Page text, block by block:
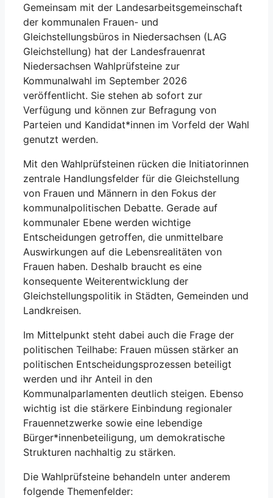
Gemeinsam mit der Landesarbeitsgemeinschaft
der kommunalen Frauen- und
Gleichstellungsbüros in Niedersachsen (LAG
Gleichstellung) hat der Landesfrauenrat
Niedersachsen Wahlprüfsteine zur
Kommunalwahl im September 2026
veröffentlicht. Sie stehen ab sofort zur
Verfügung und können zur Befragung von
Parteien und Kandidat*innen im Vorfeld der Wahl
genutzt werden.
Mit den Wahlprüfsteinen rücken die Initiatorinnen
zentrale Handlungsfelder für die Gleichstellung
von Frauen und Männern in den Fokus der
kommunalpolitischen Debatte. Gerade auf
kommunaler Ebene werden wichtige
Entscheidungen getroffen, die unmittelbare
Auswirkungen auf die Lebensrealitäten von
Frauen haben. Deshalb braucht es eine
konsequente Weiterentwicklung der
Gleichstellungspolitik in Städten, Gemeinden und
Landkreisen.
Im Mittelpunkt steht dabei auch die Frage der
politischen Teilhabe: Frauen müssen stärker an
politischen Entscheidungsprozessen beteiligt
werden und ihr Anteil in den
Kommunalparlamenten deutlich steigen. Ebenso
wichtig ist die stärkere Einbindung regionaler
Frauennetzwerke sowie eine lebendige
Bürger*innenbeteiligung, um demokratische
Strukturen nachhaltig zu stärken.
Die Wahlprüfsteine behandeln unter anderem
folgende Themenfelder: